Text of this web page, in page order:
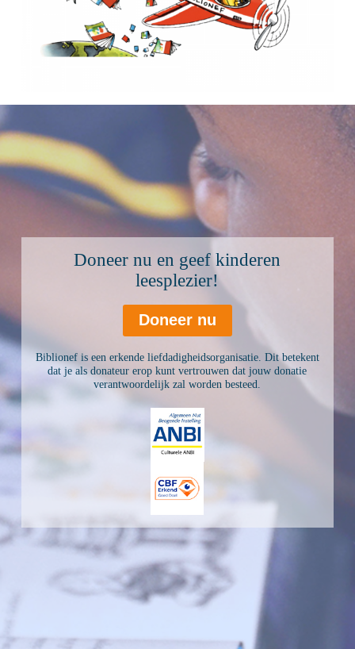
Doneer nu en geef kinderen
leesplezier!
Doneer nu
Biblionef is een erkende liefdadigheidsorganisatie. Dit betekent
dat je als donateur erop kunt vertrouwen dat jouw donatie
verantwoordelijk zal worden besteed.